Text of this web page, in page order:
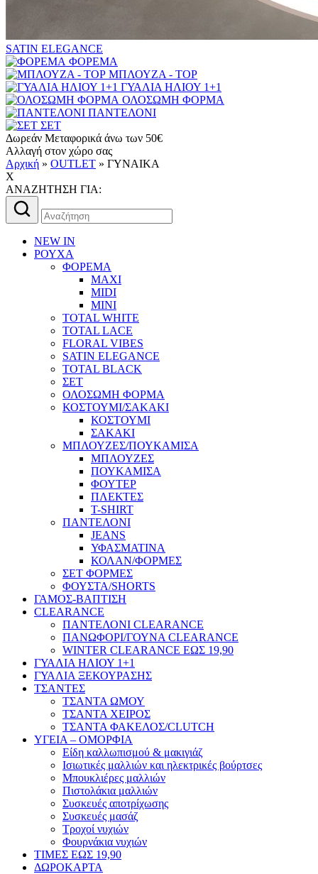
SATIN ELEGANCE
ΦΟΡΕΜΑ
ΜΠΛΟΥΖΑ - TOP
ΓΥΑΛΙΑ ΗΛΙΟΥ 1+1
ΟΛΟΣΩΜΗ ΦΟΡΜΑ
ΠΑΝΤΕΛΟΝΙ
ΣΕΤ
Δωρεάν Μεταφορικά άνω των 50€
Αλλαγή στον χώρο σας
Αρχική » OUTLET » ΓΥΝΑΙΚΑ
X
AΝΑΖΗΤΗΣΗ ΓΙΑ:
Αναζήτηση
για:
NEW IN
ΡΟΥΧΑ
ΦΟΡΕΜΑ
MAXI
MIDI
MINI
TOTAL WHITE
TOTAL LACE
FLORAL VIBES
SATIN ELEGANCE
TOTAL BLACK
ΣΕΤ
ΟΛΟΣΩΜΗ ΦΟΡΜΑ
ΚΟΣΤΟΥΜΙ/ΣΑΚΑΚΙ
ΚΟΣΤΟΥΜΙ
ΣΑΚΑΚΙ
ΜΠΛΟΥΖΕΣ/ΠΟΥΚΑΜΙΣΑ
ΜΠΛΟΥΖΕΣ
ΠΟΥΚΑΜΙΣΑ
ΦΟΥΤΕΡ
ΠΛΕΚΤΕΣ
T-SHIRT
ΠΑΝΤΕΛΟΝΙ
JEANS
ΥΦΑΣΜΑΤΙΝΑ
ΚΟΛΑΝ/ΦΟΡΜΕΣ
ΣΕΤ ΦΟΡΜΕΣ
ΦΟΥΣΤΑ/SHORTS
ΓΑΜΟΣ-ΒΑΠΤΙΣΗ
CLEARANCE
ΠΑΝΤΕΛΟΝΙ CLEARANCE
ΠΑΝΩΦΟΡΙ/ΓΟΥΝΑ CLEARANCE
WINTER CLEARANCE ΕΩΣ 19,90
ΓΥΑΛΙΑ ΗΛΙΟΥ 1+1
ΓΥΑΛΙΑ ΞΕΚΟΥΡΑΣΗΣ
ΤΣΑΝΤΕΣ
ΤΣΑΝΤΑ ΩΜΟΥ
ΤΣΑΝΤΑ ΧΕΙΡΟΣ
ΤΣΑΝΤΑ ΦΑΚΕΛΟΣ/CLUTCH
ΥΓΕΙΑ – ΟΜΟΡΦΙΑ
Είδη καλλωπισμού & μακιγιάζ
Ισιωτικές μαλλιών και ηλεκτρικές βούρτσες
Μπουκλιέρες μαλλιών
Πιστολάκια μαλλιών
Συσκευές αποτρίχωσης
Συσκευές μασάζ
Τροχοί νυχιών
Φουρνάκια νυχιών
ΤΙΜΕΣ ΕΩΣ 19,90
ΔΩΡΟΚΑΡΤΑ